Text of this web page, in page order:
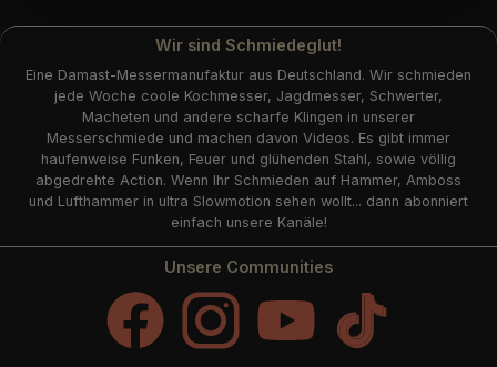
Wir sind Schmiedeglut!
Eine Damast-Messermanufaktur aus Deutschland. Wir schmieden
jede Woche coole Kochmesser, Jagdmesser, Schwerter,
Macheten und andere scharfe Klingen in unserer
Messerschmiede und machen davon Videos. Es gibt immer
haufenweise Funken, Feuer und glühenden Stahl, sowie völlig
abgedrehte Action. Wenn Ihr Schmieden auf Hammer, Amboss
und Lufthammer in ultra Slowmotion sehen wollt... dann abonniert
einfach unsere Kanäle!
Unsere Communities
Facebook Instagram YouTube TikTok